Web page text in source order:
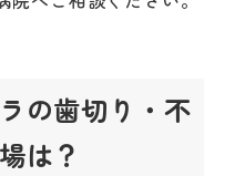
の歯切り・不
は？